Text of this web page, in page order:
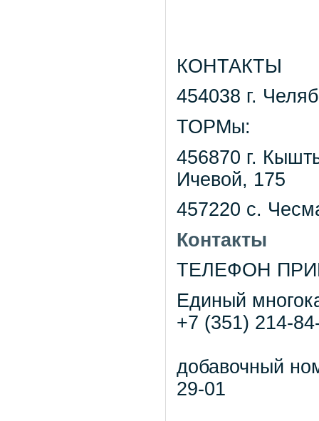
КОНТАКТЫ
454038 г.
ТОРМы:
456870 г.
Ичевой, 175
457220 с.
Контакты
ТЕЛЕФОН
Единый
+7 (351) 214-
добавочный
29-01